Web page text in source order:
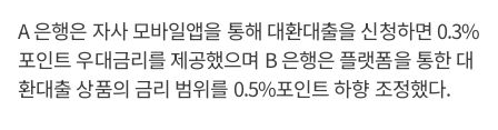
A 은행은 자사 모바일앱을 통해 대환대출을 신청하면 0.3%
포인트 우대금리를 제공했으며 B 은행은 플랫폼을 통한 대
환대출 상품의 금리 범위를 0.5%포인트 하향 조정했다.